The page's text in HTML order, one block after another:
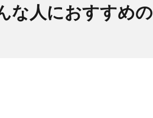
な人におすすめの